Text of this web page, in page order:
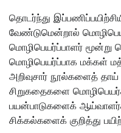
தொடர்ந்து
வேண்டுமென்றால்
மொழிபெயர்ப்பாளர் மூன்று
மொழிபெயர்ப்பாக மக்கள்
அறிவுசார் நூல்களைத்
சிறுகதைகளை
பயன்பாடுகளைக்
சிக்கல்களைக் குறித்து